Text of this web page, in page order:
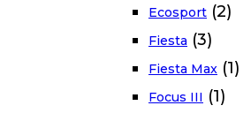
Ecosport (2)
Fiesta (3)
Fiesta Max (1)
Focus III (1)